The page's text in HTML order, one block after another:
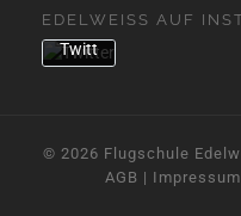
EDELWEISS AUF
von
Twitt
hren
© 2026 Flugschule
AGB | Impressum